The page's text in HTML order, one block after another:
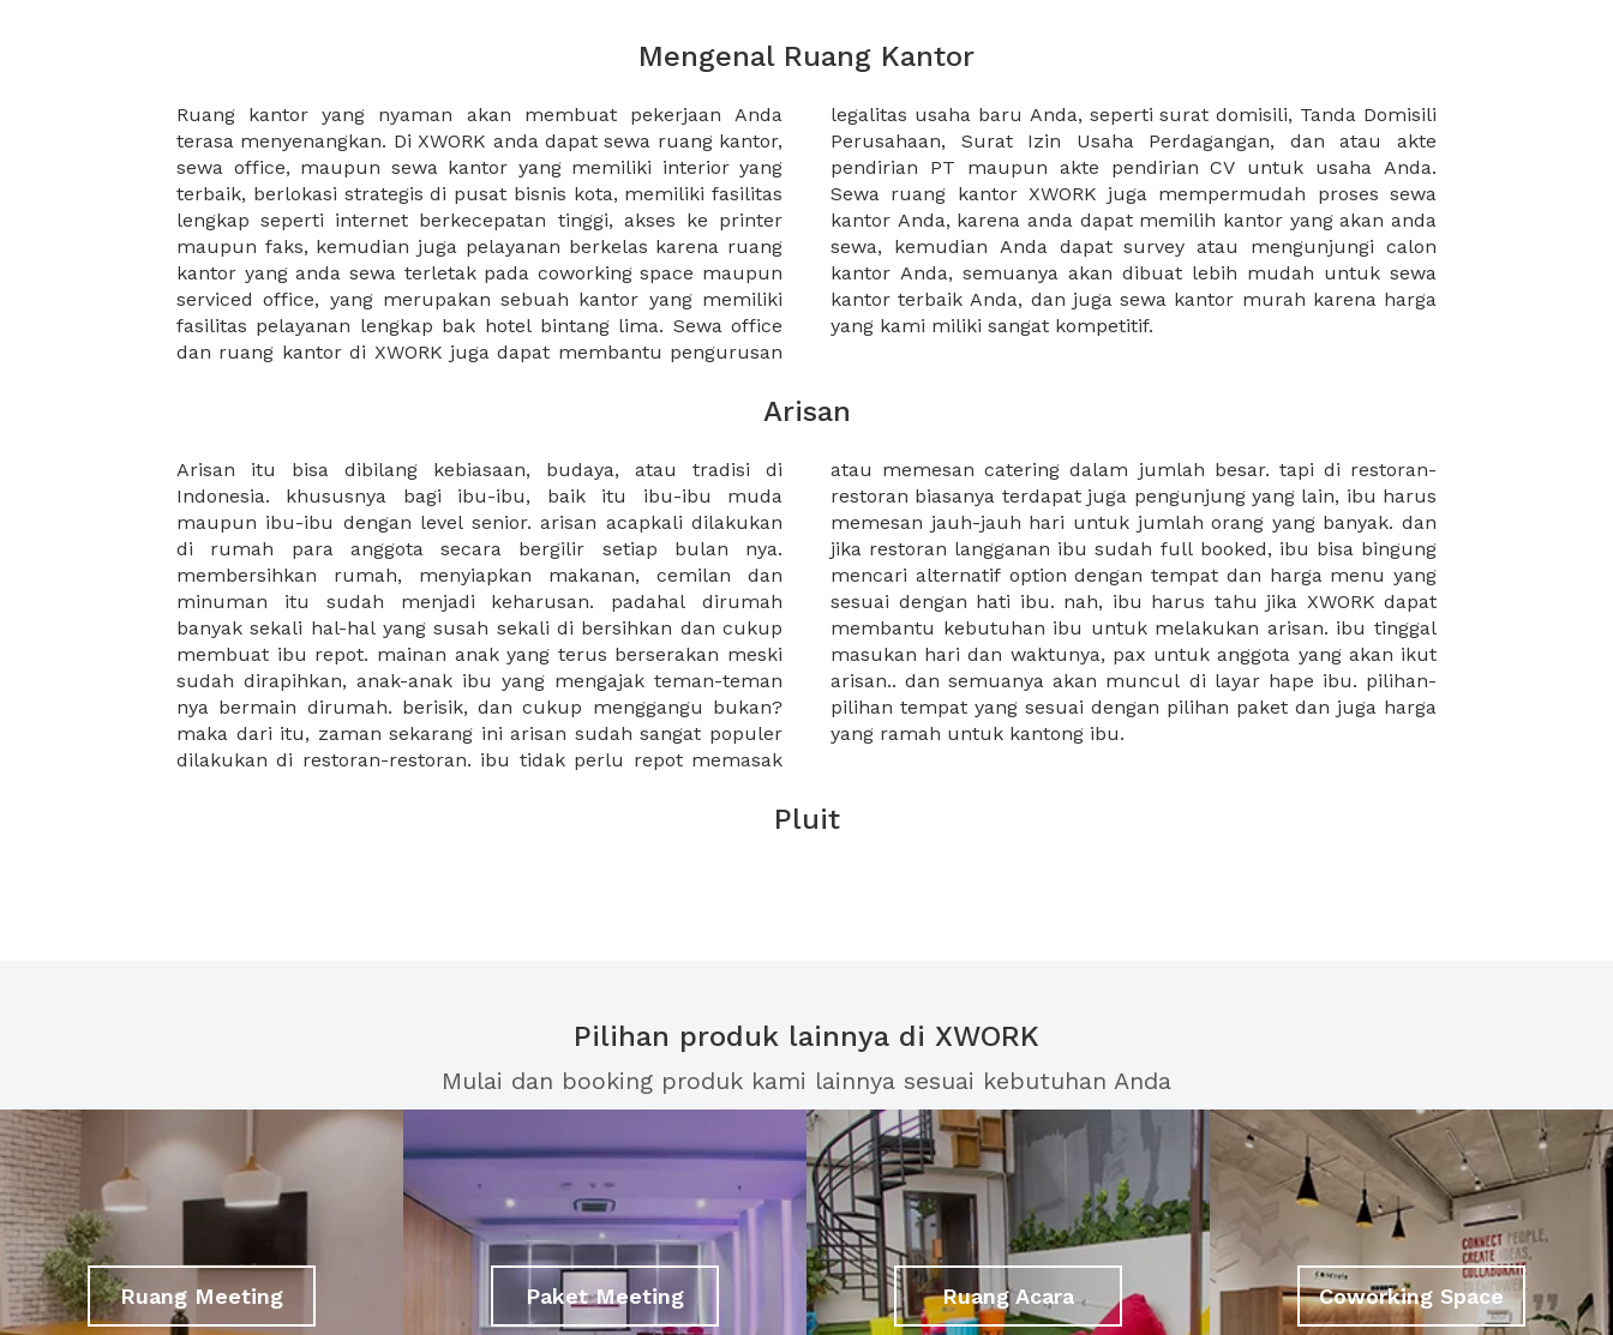
Mengenal Ruang Kantor
Ruang kantor yang nyaman akan membuat pekerjaan Anda
terasa menyenangkan. Di XWORK anda dapat sewa ruang kantor,
sewa office, maupun sewa kantor yang memiliki interior yang
terbaik, berlokasi strategis di pusat bisnis kota, memiliki fasilitas
lengkap seperti internet berkecepatan tinggi, akses ke printer
maupun faks, kemudian juga pelayanan berkelas karena ruang
kantor yang anda sewa terletak pada coworking space maupun
serviced office, yang merupakan sebuah kantor yang memiliki
fasilitas pelayanan lengkap bak hotel bintang lima. Sewa office
dan ruang kantor di XWORK juga dapat membantu pengurusan
legalitas usaha baru Anda, seperti surat domisili, Tanda Domisili
Perusahaan, Surat Izin Usaha Perdagangan, dan atau akte
pendirian PT maupun akte pendirian CV untuk usaha Anda.
Sewa ruang kantor XWORK juga mempermudah proses sewa
kantor Anda, karena anda dapat memilih kantor yang akan anda
sewa, kemudian Anda dapat survey atau mengunjungi calon
kantor Anda, semuanya akan dibuat lebih mudah untuk sewa
kantor terbaik Anda, dan juga sewa kantor murah karena harga
yang kami miliki sangat kompetitif.
Arisan
Arisan itu bisa dibilang kebiasaan, budaya, atau tradisi di
Indonesia. khususnya bagi ibu-ibu, baik itu ibu-ibu muda
maupun ibu-ibu dengan level senior. arisan acapkali dilakukan
di rumah para anggota secara bergilir setiap bulan nya.
membersihkan rumah, menyiapkan makanan, cemilan dan
minuman itu sudah menjadi keharusan. padahal dirumah
banyak sekali hal-hal yang susah sekali di bersihkan dan cukup
membuat ibu repot. mainan anak yang terus berserakan meski
sudah dirapihkan, anak-anak ibu yang mengajak teman-teman
nya bermain dirumah. berisik, dan cukup menggangu bukan?
maka dari itu, zaman sekarang ini arisan sudah sangat populer
dilakukan di restoran-restoran. ibu tidak perlu repot memasak
atau memesan catering dalam jumlah besar. tapi di restoran-
restoran biasanya terdapat juga pengunjung yang lain, ibu harus
memesan jauh-jauh hari untuk jumlah orang yang banyak. dan
jika restoran langganan ibu sudah full booked, ibu bisa bingung
mencari alternatif option dengan tempat dan harga menu yang
sesuai dengan hati ibu. nah, ibu harus tahu jika XWORK dapat
membantu kebutuhan ibu untuk melakukan arisan. ibu tinggal
masukan hari dan waktunya, pax untuk anggota yang akan ikut
arisan.. dan semuanya akan muncul di layar hape ibu. pilihan-
pilihan tempat yang sesuai dengan pilihan paket dan juga harga
yang ramah untuk kantong ibu.
Pluit
Pilihan produk lainnya di XWORK
Mulai dan booking produk kami lainnya sesuai kebutuhan Anda
Ruang Meeting Paket Meeting Ruang Acara Coworking Space